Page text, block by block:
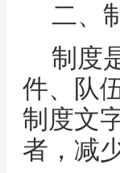
二、
制度
件、队
制度文
者，减